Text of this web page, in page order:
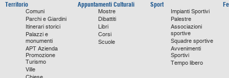
Territorio
Comuni
Parchi e Giardini
Itinerari storici
Palazzi e
monumenti
APT Azienda
Promozione
Turismo
Ville
Appuntamenti Culturali
Mostre
Dibattiti
Libri
Corsi
Scuole
Sport
Impianti Sportivi
Palestre
Associazioni
sportive
Squadre sportive
Avvenimenti
Sportivi
Tempo libero